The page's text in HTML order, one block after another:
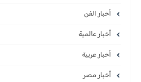
أخبار الفن
أخبار عالمية
أخبار عربية
أخبار مصر